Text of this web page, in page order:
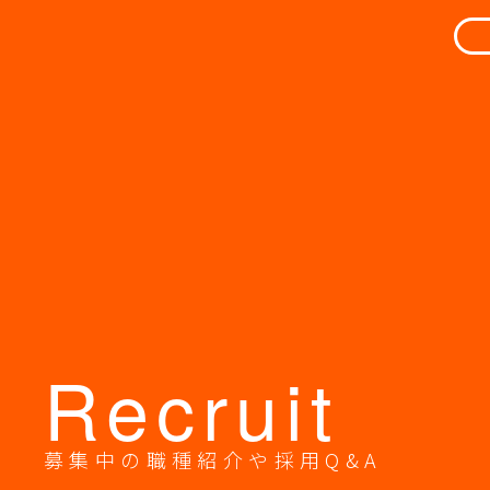
Recruit
募集中の職種紹介や採用Q&A